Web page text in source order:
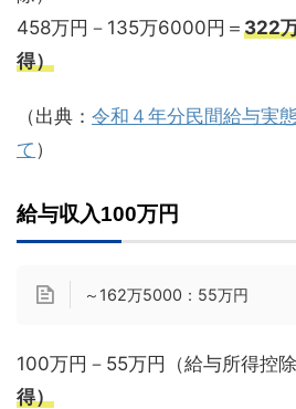
458万円－135万6000円＝ 322
得）
（出典： 令和４年分民間給与実
て ）
給与収入100万円
～162万5000：55万円
100万円－55万円（給与所得控
得）